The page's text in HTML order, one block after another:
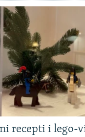
recepti i lego-